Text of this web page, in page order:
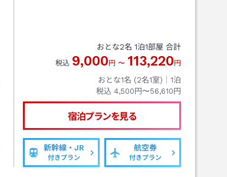
おとな2名 1泊1部屋 合計
税込 9,000 円 〜 113,220 円
おとな1名 (2名1室)｜ 1泊
税込 4,500円〜56,610円
宿泊プランを見る
新幹線・JR
付きプラン
航空券
付きプラン